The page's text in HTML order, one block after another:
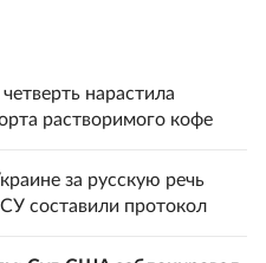
нарастила
растворимого кофе
за русскую речь
составили протокол